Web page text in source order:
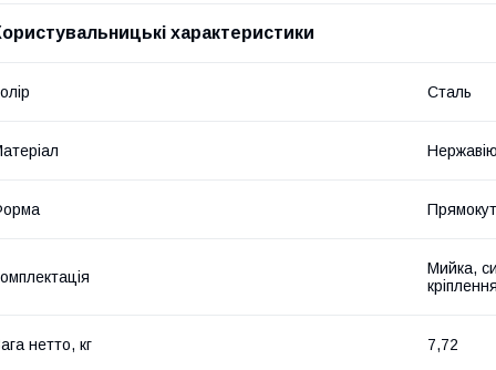
характеристики
Сталь
Мийка,
нетто, кг 7,72